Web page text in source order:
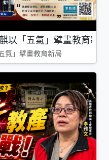
以「五氣」擘畫教育新局
氣」擘畫教育新局